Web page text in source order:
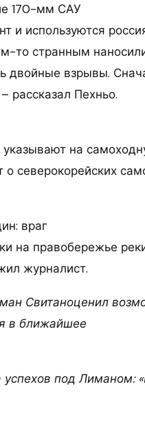
170-мм САУ
и используются
то странным
двойные взрывы.
рассказал Пехньо.
на
северокорейских
враг
на правобережье
журналист.
Свитаноценил
в ближайшее
под Лиманом: